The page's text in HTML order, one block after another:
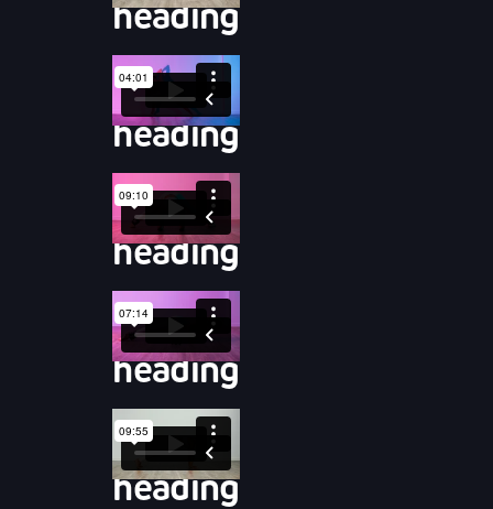
heading
heading
heading
heading
heading